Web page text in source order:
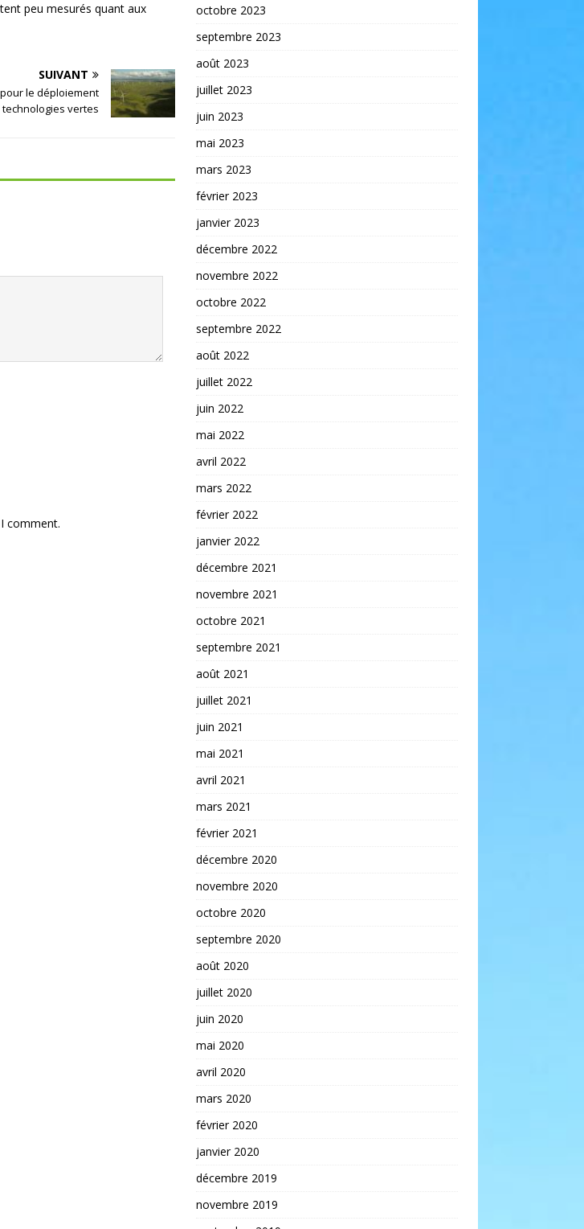
peu mesurés quant aux
SUIVANT
pour le déploiement
technologies vertes
comment.
octobre 2023
septembre 2023
août 2023
juillet 2023
juin 2023
mai 2023
mars 2023
février 2023
janvier 2023
décembre 2022
novembre 2022
octobre 2022
septembre 2022
août 2022
juillet 2022
juin 2022
mai 2022
avril 2022
mars 2022
février 2022
janvier 2022
décembre 2021
novembre 2021
octobre 2021
septembre 2021
août 2021
juillet 2021
juin 2021
mai 2021
avril 2021
mars 2021
février 2021
décembre 2020
novembre 2020
octobre 2020
septembre 2020
août 2020
juillet 2020
juin 2020
mai 2020
avril 2020
mars 2020
février 2020
janvier 2020
décembre 2019
novembre 2019